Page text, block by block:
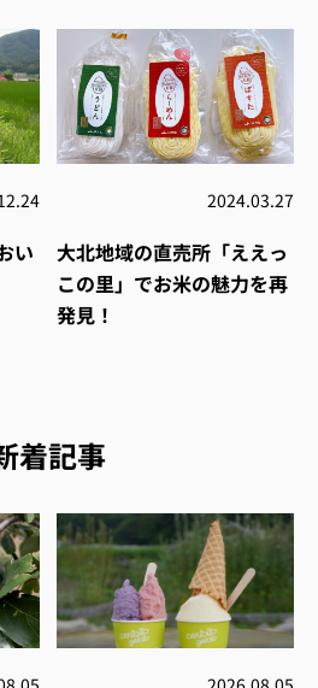
い
2024.03.27
大北地域の直売所「ええっ
この里」でお米の魅力を再
発見！
着記事